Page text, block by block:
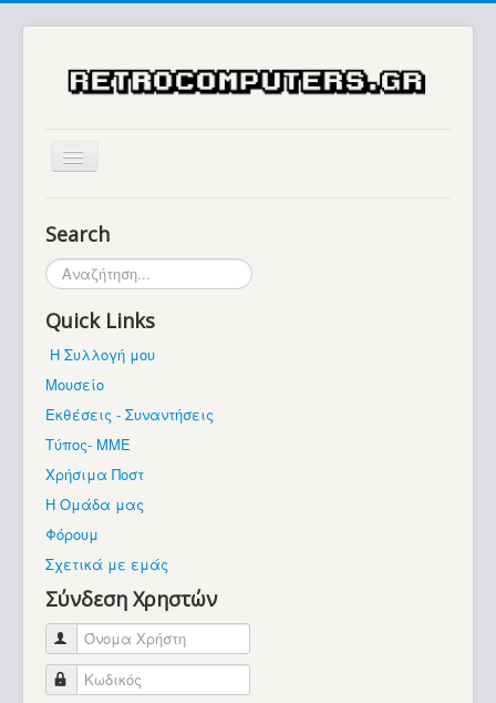
Μουσείο
Βρίσκεστε εδώ:
Search
Αναζήτηση...
Quick Links
Η Συλλογή μου
Μουσείο
Εκθέσεις - Συναντήσεις
Τύπος- ΜΜΕ
Χρήσιμα Ποστ
Η Ομάδα μας
Φόρουμ
Σχετικά με εμάς
Σύνδεση Χρηστών
Όνομα Χρήστη
Κωδικός